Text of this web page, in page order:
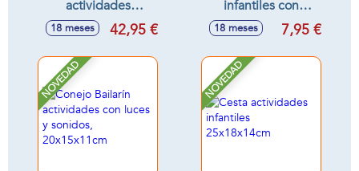
actividades
infantiles con luces
y sonidos
18 meses 42,95 €
infantiles con
sonidos
16'5x8'5x11cm -
18 meses 7,95 €
NOVEDAD NOVEDAD